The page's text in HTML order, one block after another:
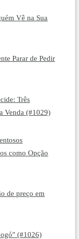
Vê na Sua
Parar de Pedir
Três
Venda (#1029)
como Opção
de preço em
(#1026)